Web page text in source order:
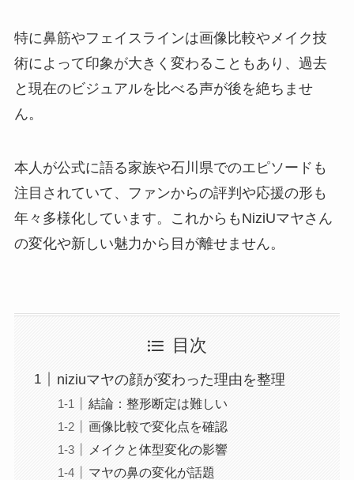
特に鼻筋やフェイスラインは画像比較やメイク技
術によって印象が大きく変わることもあり、過去
と現在のビジュアルを比べる声が後を絶ちませ
ん。
本人が公式に語る家族や石川県でのエピソードも
注目されていて、ファンからの評判や応援の形も
年々多様化しています。これからもNiziUマヤさん
の変化や新しい魅力から目が離せません。
目次
niziuマヤの顔が変わった理由を整理
結論：整形断定は難しい
画像比較で変化点を確認
メイクと体型変化の影響
マヤの鼻の変化が話題